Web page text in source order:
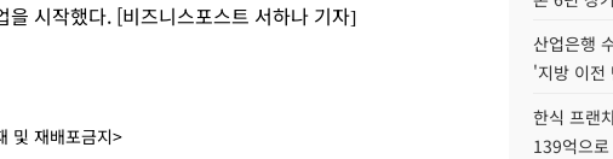
을 시작했다. [비즈니스포스트 서하나 기자]
및 재배포금지>
산업은행
'지방 이전
한식 프랜
139억으